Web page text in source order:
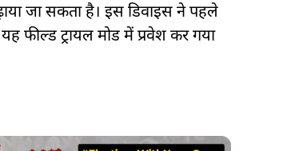
जा सकता है। इस डिवाइस ने पहले
फील्ड ट्रायल मोड में प्रवेश कर गया